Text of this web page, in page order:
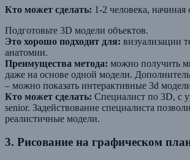
Кто может сделать: 1-2 человека,
Подготовьте 3D модели объектов.
Это хорошо подходит для: визуализации
анатомии.
Преимущества метода: можно получить
даже на основе одной модели.
– можно показать интерактивные 3d
Кто может сделать: Специалист по 3D, с
senior. Задействование специалиста
реалистичные модели.
3. Рисование на графическом